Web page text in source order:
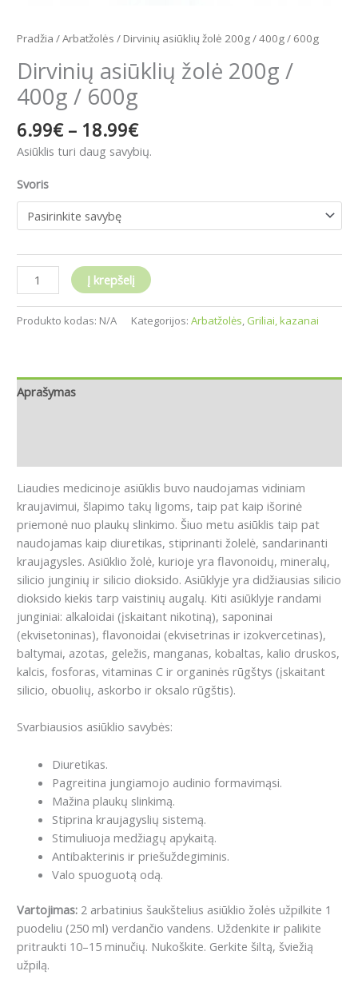
Pradžia /Arbatžolės / Dirvinių asiūklių žolė 200g / 400g / 600g
Dirvinių asiūklių žolė 200g /
400g / 600g
6.99€ – 18.99€
Asiūklis turi daug savybių.
Svoris
Į krepšelį
Produkto kodas: N/A Kategorijos: Arbatžolės, Griliai, kazanai
Aprašymas
Liaudies medicinoje asiūklis buvo naudojamas vidiniam
kraujavimui, šlapimo takų ligoms, taip pat kaip išorinė
priemonė nuo plaukų slinkimo. Šiuo metu asiūklis taip pat
naudojamas kaip diuretikas, stiprinanti žolelė, sandarinanti
kraujagysles. Asiūklio žolė, kurioje yra flavonoidų, mineralų,
silicio junginių ir silicio dioksido. Asiūklyje yra didžiausias silicio
dioksido kiekis tarp vaistinių augalų. Kiti asiūklyje randami
junginiai: alkaloidai (įskaitant nikotiną), saponinai
(ekvisetoninas), flavonoidai (ekvisetrinas ir izokvercetinas),
baltymai, azotas, geležis, manganas, kobaltas, kalio druskos,
kalcis, fosforas, vitaminas C ir organinės rūgštys (įskaitant
silicio, obuolių, askorbo ir oksalo rūgštis).
Svarbiausios asiūklio savybės:
Diuretikas.
Pagreitina jungiamojo audinio formavimąsi.
Mažina plaukų slinkimą.
Stiprina kraujagyslių sistemą.
Stimuliuoja medžiagų apykaitą.
Antibakterinis ir priešuždegiminis.
Valo spuoguotą odą.
Vartojimas: 2 arbatinius šaukštelius asiūklio žolės užpilkite 1
puodeliu (250 ml) verdančio vandens. Uždenkite ir palikite
pritraukti 10–15 minučių. Nukoškite. Gerkite šiltą, šviežią
užpilą.